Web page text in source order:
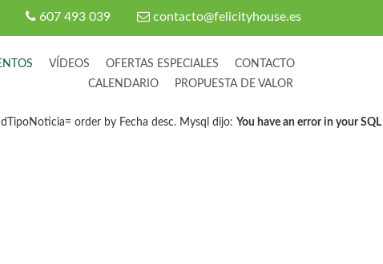
607 493 039 contacto@felicityhouse.es
VÍDEOS OFERTAS ESPECIALES
CONTACTO
CALENDARIO
PROPUESTA DE VALOR
order by Fecha desc. Mysql dijo: You have an error in your SQL